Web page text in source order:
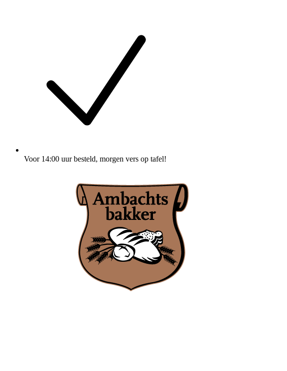
Voor 14:00 uur besteld, morgen vers op tafel!